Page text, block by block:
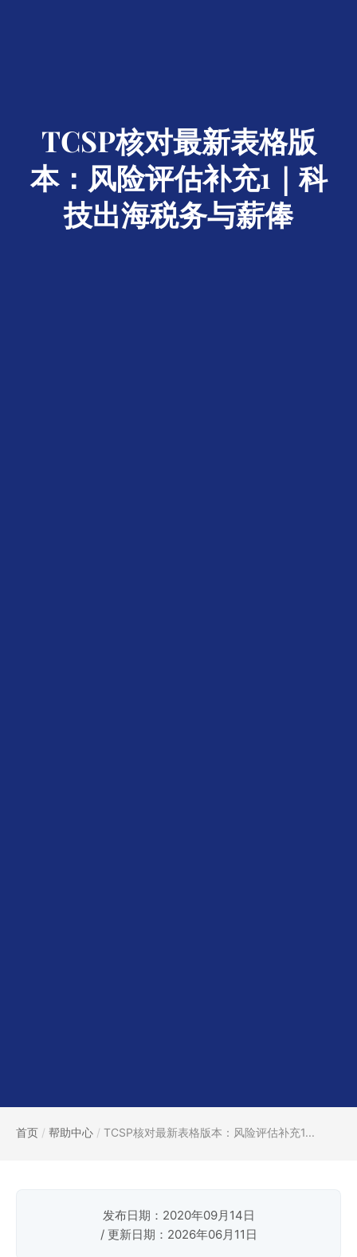
TCSP核对最新表格版
本：风险评估补充1｜科
技出海税务与薪俸
首页 / 帮助中心 / TCSP核对最新表格版本：风险评估补充1...
发布日期：2020年09月14日
/ 更新日期：2026年06月11日